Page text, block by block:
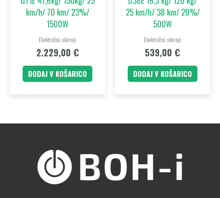
km/h/ 70 km/ 23%/
1500W
Električni skiroji
2.229,00 €
DODAJ V KOŠARICO
25 km/h/ 38 km/ 20%/
500W
Električni skiroji
539,00 €
DODAJ V KOŠARICO